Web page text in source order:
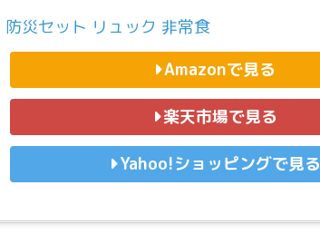
防災セット リュック 非常食
Amazonで見る
楽天市場で見る
Yahoo!ショッピングで見る